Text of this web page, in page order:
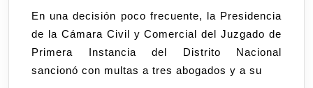
En una decisión poco frecuente, la Presidencia
de la Cámara Civil y Comercial del Juzgado de
Primera Instancia del Distrito Nacional
sancionó con multas a tres abogados y a su